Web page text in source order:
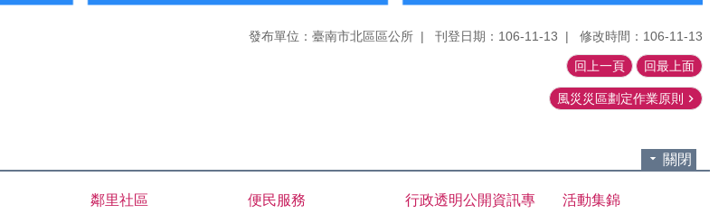
發布單位：臺南市北區區公所 刊登日期：106-11-13 修改時間：106-11-13
回上一頁 回最上面
風災災區劃定作業原則
關閉
鄰里社區 便民服務
行政透明公開資訊專
活動集錦